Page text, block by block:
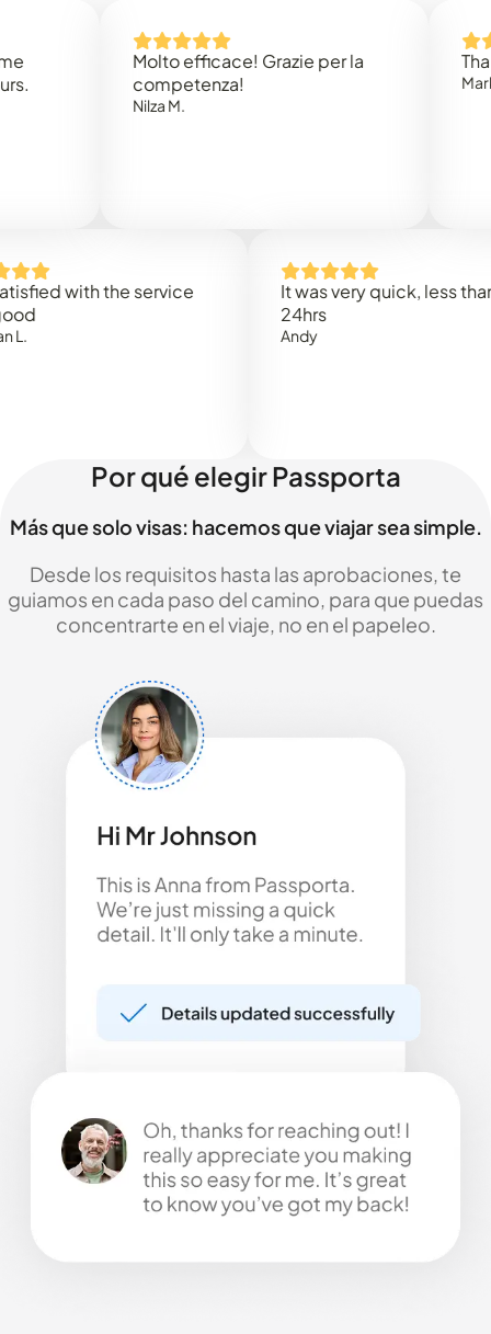
Molto efficace! Grazie per la
competenza!
Thank
Mark N.
with the service
It was very quick, less than
Por qué elegir Passporta
Más que solo visas: hacemos que viajar sea simple.
Desde los requisitos hasta las aprobaciones, te
guiamos en cada paso del camino, para que puedas
concentrarte en el viaje, no en el papeleo.